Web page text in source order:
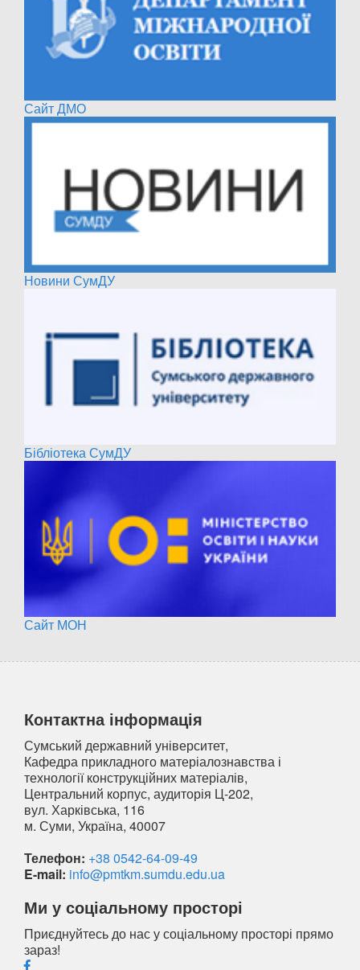
Сайт ДМО
Новини СумДУ
Бібліотека СумДУ
Сайт МОН
Контактна інформація
Сумський державний університет,
Кафедра прикладного матеріалознавства і
технології конструкційних матеріалів,
Центральний корпус, аудиторія Ц-202,
вул. Харківська, 116
м. Суми, Україна, 40007
Телефон: +38 0542-64-09-49
E-mail: info@pmtkm.sumdu.edu.ua
Ми у соціальному просторі
Приєднуйтесь до нас у соціальному просторі прямо
зараз!